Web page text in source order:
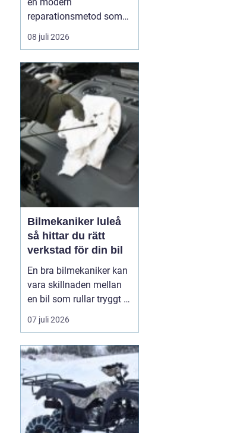
reparationsmetod som
används för att ta bort
bucklor i bilplåt utan att
har blivit mycket populär
i sverige eftersom den
kombinerar
hantverksskickl...
08 juli 2026
Bilmekaniker luleå
så hittar du rätt
verkstad för din bil
En bra bilmekaniker kan
vara skillnaden mellan
en bil som rullar tryggt i
många år och
återkommande problem
I Luleå finns många
verkstäder att välja på,
men hur vet du
egentligen vem som gör
ett bra jobb, håller vad
de lova...
07 juli 2026